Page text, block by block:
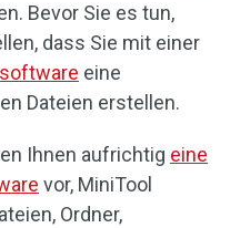
Bevor Sie es tun,
dass Sie mit einer
eine
Dateien erstellen.
Ihnen aufrichtig eine
vor, MiniTool
Ordner,